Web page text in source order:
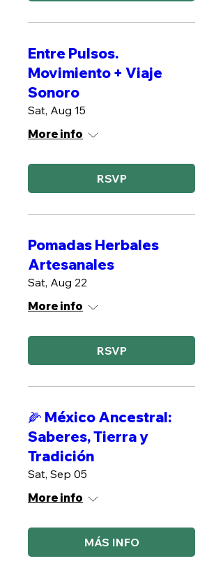
Entre Pulsos.
Movimiento + Viaje
Sonoro
Sat, Aug 15
More info
RSVP
Pomadas Herbales
Artesanales
Sat, Aug 22
More info
RSVP
🌽 México Ancestral:
Saberes, Tierra y
Tradición
Sat, Sep 05
More info
MÁS INFO